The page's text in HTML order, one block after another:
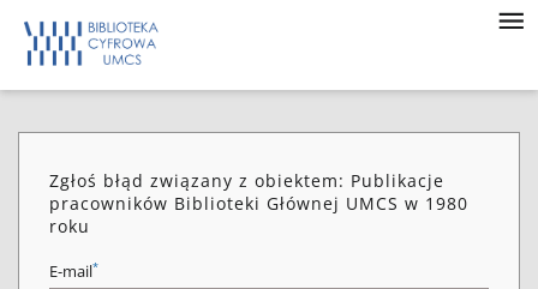
Zgłoś błąd związany z obiektem: Publikacje
pracowników Biblioteki Głównej UMCS w 1980
roku
E-mail*